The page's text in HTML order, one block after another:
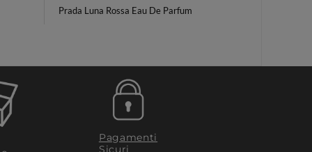
Prada Luna Rossa Eau De Parfum
Pagamenti
Sicuri